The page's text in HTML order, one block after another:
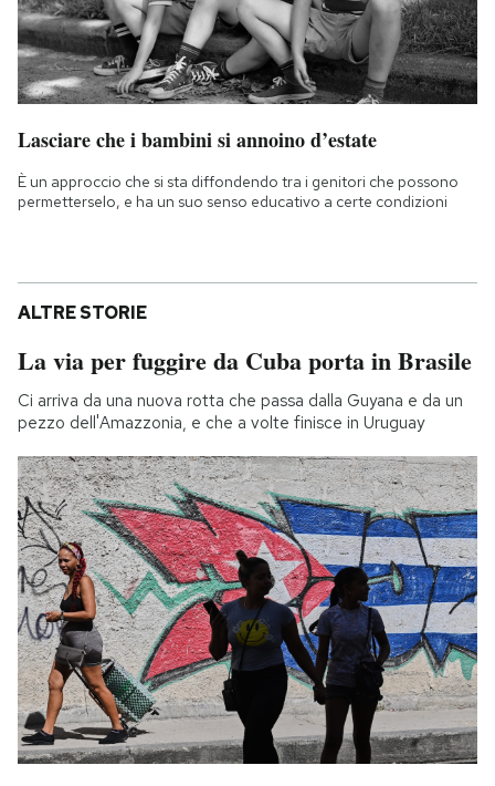
Lasciare che i bambini si annoino d’estate
È un approccio che si sta diffondendo tra i genitori che possono
permetterselo, e ha un suo senso educativo a certe condizioni
ALTRE STORIE
La via per fuggire da Cuba porta in Brasile
Ci arriva da una nuova rotta che passa dalla Guyana e da un
pezzo dell'Amazzonia, e che a volte finisce in Uruguay